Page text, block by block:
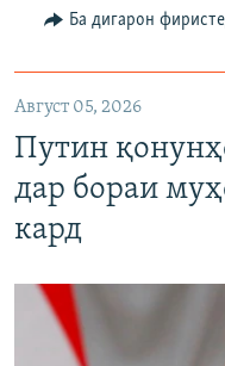
Ба дигарон
Август 05, 2026
Путин
дар бораи
кард